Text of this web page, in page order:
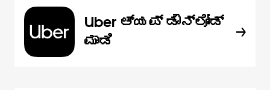
Uber ಆ್ಯಪ್‍ ಡೌನ್‌ಲೋಡ್
ಮಾಡಿ